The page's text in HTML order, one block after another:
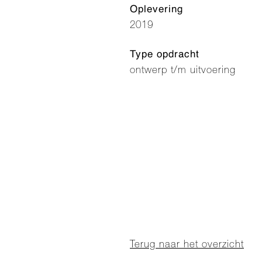
Oplevering
2019
Type opdracht
ontwerp t/m uitvoering
Terug naar het overzicht